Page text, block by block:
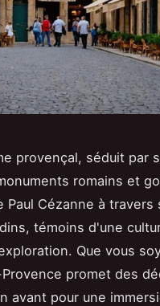
provençal, séduit par
romains et
Cézanne à travers
témoins d'une
Que vous
promet des
avant pour une